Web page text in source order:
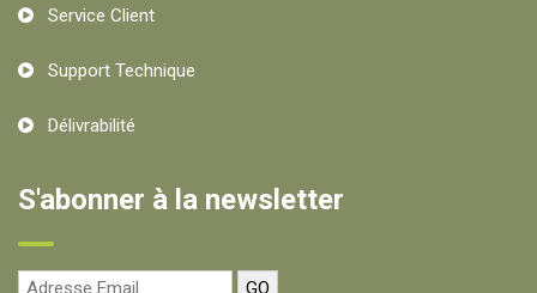
Service Client
Support Technique
Délivrabilité
S'abonner à la newsletter